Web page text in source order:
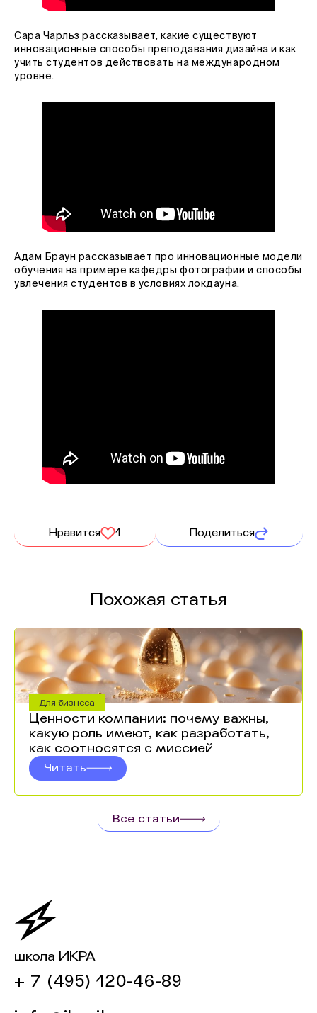
Сара Чарльз рассказывает, какие существуют
инновационные способы преподавания дизайна и как
учить студентов действовать на международном
уровне.
Адам Браун рассказывает про инновационные модели
обучения на примере кафедры фотографии и способы
увлечения студентов в условиях локдауна.
Нравится 1 Поделиться
Похожая статья
Для бизнеса
Ценности компании: почему важны,
какую роль имеют, как разработать,
как соотносятся с миссией
Читать
Все статьи
школа ИКРА
+ 7 (495) 120-46-89